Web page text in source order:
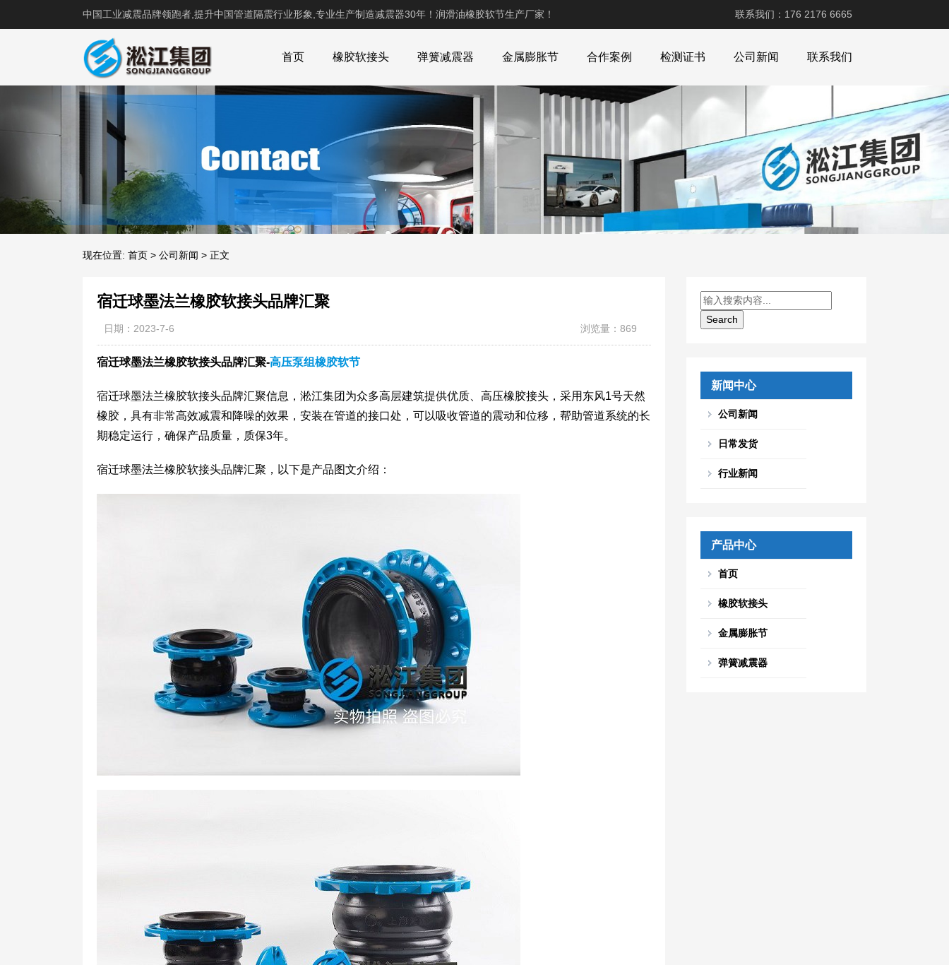
中国工业减震品牌领跑者,提升中国管道隔震行业形象,专业生产制造减震器30年！润滑油橡胶软节生产厂家！ 联系我们：176 2176 6665
首页 橡胶软接头 弹簧减震器 金属膨胀节 合作案例 检测证书 公司新闻 联系我们
现在位置: 首页 > 公司新闻 > 正文
宿迁球墨法兰橡胶软接头品牌汇聚
日期：2023-7-6 浏览量：869
宿迁球墨法兰橡胶软接头品牌汇聚-高压泵组橡胶软节
宿迁球墨法兰橡胶软接头品牌汇聚信息，淞江集团为众多高层建筑提供优质、高压橡胶接头，采用东风1号天然
橡胶，具有非常高效减震和降噪的效果，安装在管道的接口处，可以吸收管道的震动和位移，帮助管道系统的长
期稳定运行，确保产品质量，质保3年。
宿迁球墨法兰橡胶软接头品牌汇聚，以下是产品图文介绍：
新闻中心
公司新闻
日常发货
行业新闻
产品中心
首页
橡胶软接头
金属膨胀节
弹簧减震器